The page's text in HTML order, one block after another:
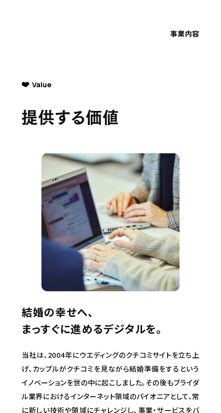
事業内容
Value
結婚の幸せへ、
まっすぐに進めるデジタルを。
当社は、2004年にウエディングのクチコミサイトを立ち上
げ、カップルがクチコミを見ながら結婚準備をするという
イノベーションを世の中に起こしました。その後もブライダ
ル業界におけるインターネット領域のパイオニアとして、常
に新しい技術や領域にチャレンジし、事業・サービスをバ